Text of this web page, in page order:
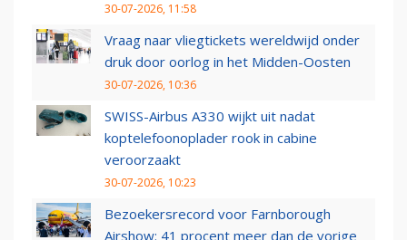
30-07-2026, 11:58
Vraag naar vliegtickets wereldwijd onder
druk door oorlog in het Midden-Oosten
30-07-2026, 10:36
SWISS-Airbus A330 wijkt uit nadat
koptelefoonoplader rook in cabine
veroorzaakt
30-07-2026, 10:23
Bezoekersrecord voor Farnborough
Airshow: 41 procent meer dan de vorige